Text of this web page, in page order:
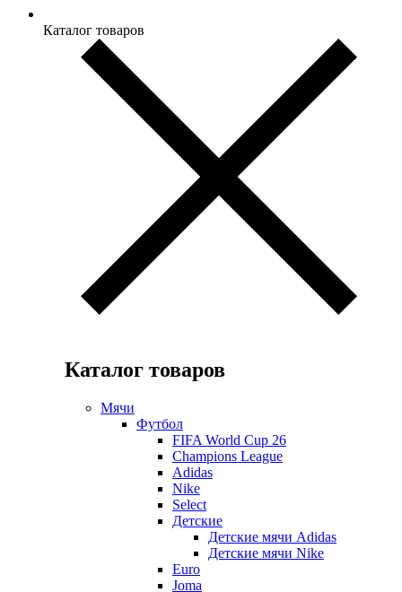
Каталог товаров
Каталог товаров
Мячи
Футбол
FIFA World Cup 26
Champions League
Adidas
Nike
Select
Детские
Детские мячи Adidas
Детские мячи Nike
Euro
Joma